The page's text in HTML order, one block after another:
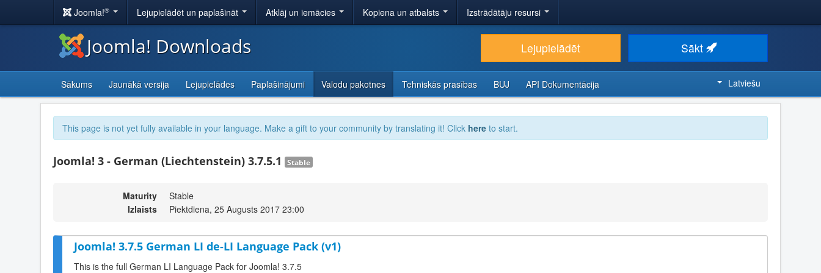
Joomla!® Lejupielādēt un paplašināt Atklāj un iemācies Kopiena un atbalsts Izstrādātāju resursi
Joomla! Downloads Lejupielādēt Sākt
Sākums Jaunākā versija Lejupielādes Paplašinājumi Valodu pakotnes Tehniskās prasības BUJ API Dokumentācija Latviešu
This page is not yet fully available in your language. Make a gift to your community by translating it! Click here to start.
Joomla! 3 - German (Liechtenstein) 3.7.5.1 Stable
Maturity
Stable
Izlaists
Piektdiena, 25 Augusts 2017 23:00
Joomla! 3.7.5 German LI de-LI Language Pack (v1)
This is the full German LI Language Pack for Joomla! 3.7.5